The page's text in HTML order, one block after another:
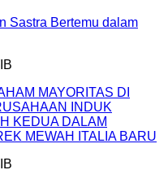
Sastra Bertemu dalam
MAYORITAS DI
INDUK
KEDUA DALAM
MEWAH ITALIA BARU